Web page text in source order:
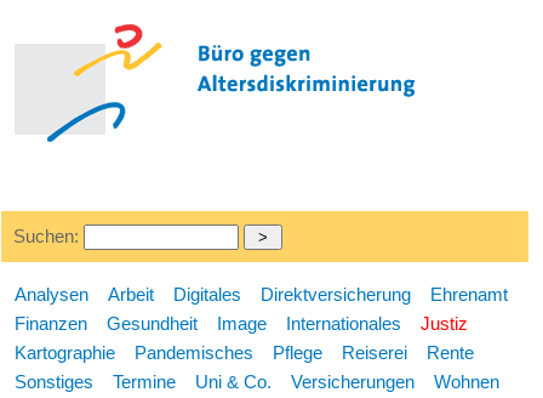
Suchen:
Analysen Arbeit Digitales Direktversicherung
Ehrenamt
Finanzen
Gesundheit Image Internationales
Justiz
Kartographie
Pandemisches Pflege Reiserei
Rente
Sonstiges
Termine Uni & Co. Versicherungen Wohnen